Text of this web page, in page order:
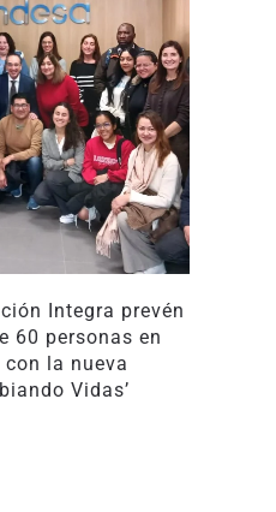
Integra prevén
60 personas en
la nueva
Vidas’